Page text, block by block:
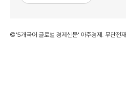
©'5개국어 글로벌 경제신문' 아주경제. 무단전재